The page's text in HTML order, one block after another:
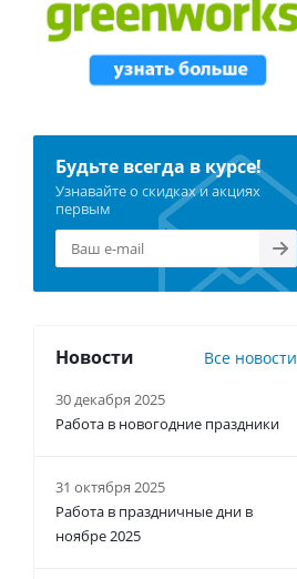
Будьте всегда в курсе!
Узнавайте о скидках и акциях
первым
Новости Все новости
30 декабря 2025
Работа в новогодние праздники
31 октября 2025
Работа в праздничные дни в
ноябре 2025